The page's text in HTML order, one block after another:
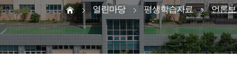
열린마당 평생학습자료 언론